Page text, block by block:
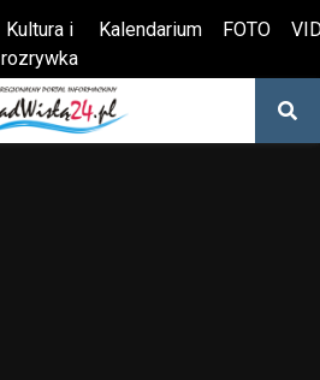
Kultura i
rozrywka
Kalendarium FOTO